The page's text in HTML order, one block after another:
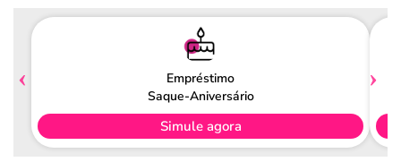
Empréstimo
Saque-Aniversário
Simule agora